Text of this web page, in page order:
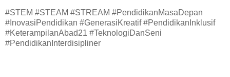
#STEM #STEAM #STREAM #PendidikanMasaDepan
#InovasiPendidikan #GenerasiKreatif #PendidikanInklusif
#KeterampilanAbad21 #TeknologiDanSeni
#PendidikanInterdisipliner